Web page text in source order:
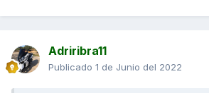
Adriribra11
Publicado 1 de Junio del 2022